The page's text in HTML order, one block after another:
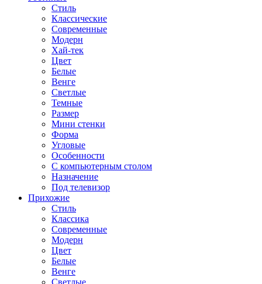
Стиль
Классические
Современные
Модерн
Хай-тек
Цвет
Белые
Венге
Светлые
Темные
Размер
Мини стенки
Форма
Угловые
Особенности
С компьютерным столом
Назначение
Под телевизор
Прихожие
Стиль
Классика
Современные
Модерн
Цвет
Белые
Венге
Светлые